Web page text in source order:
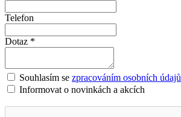
Telefon
Dotaz *
Souhlasím se zpracováním osobních údajů
Informovat o novinkách a akcích